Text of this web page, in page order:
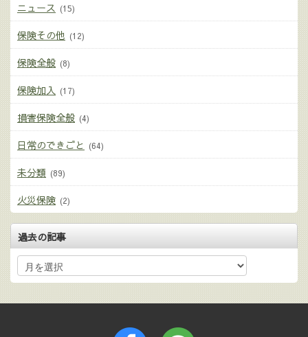
ニュース (15)
保険その他 (12)
保険全般 (8)
保険加入 (17)
損害保険全般 (4)
日常のできごと (64)
未分類 (89)
火災保険 (2)
過去の記事